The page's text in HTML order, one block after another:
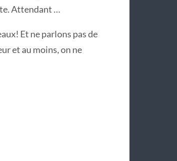
Attendant …
Et ne parlons pas de
et au moins, on ne